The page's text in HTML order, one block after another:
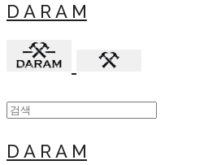
D A R A M
D A R A M